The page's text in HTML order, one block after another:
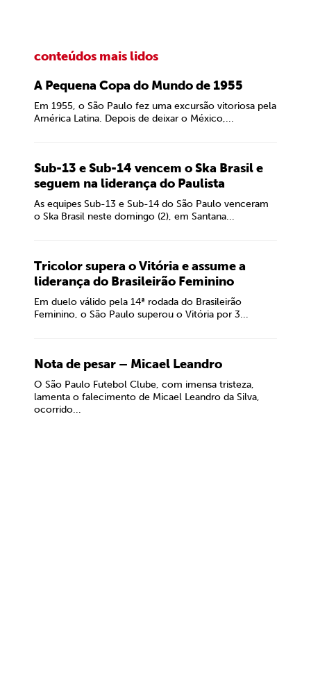
conteúdos mais lidos
A Pequena Copa do Mundo de 1955
Em 1955, o São Paulo fez uma excursão vitoriosa pela
América Latina. Depois de deixar o México,...
Sub-13 e Sub-14 vencem o Ska Brasil e
seguem na liderança do Paulista
As equipes Sub-13 e Sub-14 do São Paulo venceram
o Ska Brasil neste domingo (2), em Santana...
Tricolor supera o Vitória e assume a
liderança do Brasileirão Feminino
Em duelo válido pela 14ª rodada do Brasileirão
Feminino, o São Paulo superou o Vitória por 3...
Nota de pesar – Micael Leandro
O São Paulo Futebol Clube, com imensa tristeza,
lamenta o falecimento de Micael Leandro da Silva,
ocorrido...